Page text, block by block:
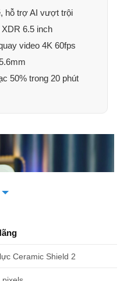
hỗ trợ AI vượt trội
6.5 inch
video 4K 60fps
50% trong 20 phút
Ceramic Shield 2